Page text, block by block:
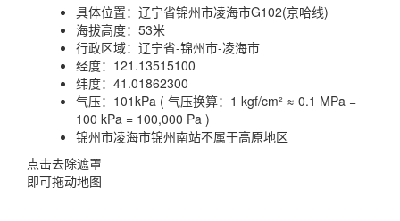
具体位置： 辽宁省锦州市凌海市G102(京哈线)
海拔高度： 53米
行政区域： 辽宁省-锦州市-凌海市
经度： 121.13515100
纬度： 41.01862300
气压： 101kPa ( 气压换算：1 kgf/cm² ≈ 0.1 MPa =
100 kPa = 100,000 Pa )
锦州市凌海市锦州南站不属于高原地区
点击去除遮罩
即可拖动地图